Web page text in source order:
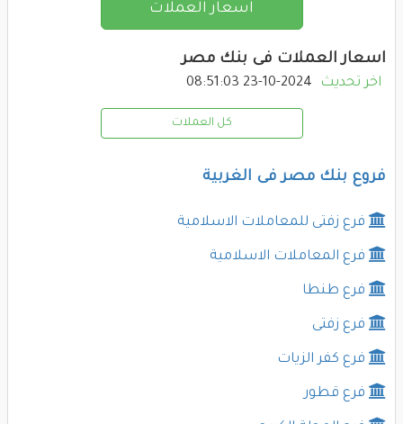
اسعار العملات
اسعار العملات فى بنك مصر
اخر تحديث 2024-10-23 08:51:03
كل العملات
فروع بنك مصر فى الغربية
فرع زفتى للمعاملات الاسلامية
فرع المعاملات الاسلامية
فرع طنطا
فرع زفتى
فرع كفر الزيات
فرع قطور